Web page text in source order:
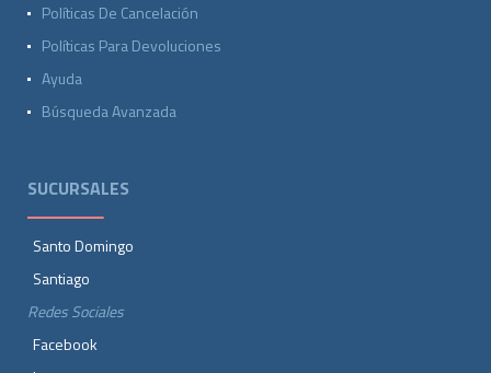
Políticas De Cancelación
Políticas Para Devoluciones
Ayuda
Búsqueda Avanzada
SUCURSALES
Santo Domingo
Santiago
Redes Sociales
Facebook